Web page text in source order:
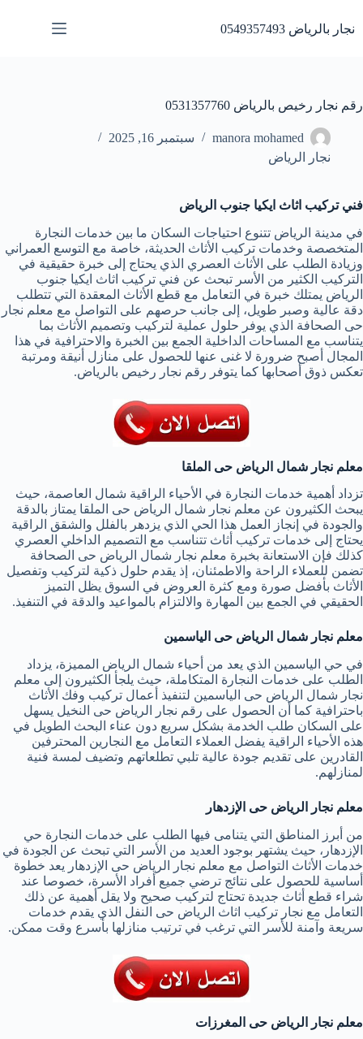
المحتوى
نجار بالرياض 0549357493
رقم نجار رخيص بالرياض 0531357760
manora mohamed
سبتمبر 16, 2025
نجار الرياض
فني تركيب اثاث ايكيا جنوب الرياض
في مدينة الرياض تتنوع احتياجات السكان ما بين خدمات النجارة
المتخصصة وخدمات تركيب الأثاث الحديثة، خاصة مع التوسع العمراني
وزيادة الطلب على الأثاث العصري الذي يحتاج إلى خبرة حقيقية في
التركيب الكثير من الأسر تبحث عن فني تركيب اثاث ايكيا جنوب
الرياض يمتلك خبرة في التعامل مع قطع الأثاث المعقدة التي تتطلب
دقة عالية وصبر طويل، إلى جانب حرصهم على التواصل مع معلم نجار
حى الصحافة الذي يوفر حلول عملية لتركيب وتصميم الأثاث بما
يتناسب مع المساحات الداخلية الجمع بين الخبرة والاحترافية في هذا
المجال أصبح ضرورة لا غنى عنها للحصول على منازل أنيقة ومرتبة
تعكس ذوق أصحابها كما يتوفر رقم نجار رخيص بالرياض.
معلم نجار شمال الرياض حى الملقا
تزداد أهمية خدمات النجارة في الأحياء الراقية شمال العاصمة، حيث
يبحث الكثيرون عن معلم نجار شمال الرياض حى الملقا يمتاز بالدقة
والجودة في إنجاز العمل هذا الحي الذي يزدهر بالفلل والشقق الراقية
يحتاج إلى خدمات تركيب أثاث تتناسب مع التصميم الداخلي العصري
كذلك فإن الاستعانة بخبرة معلم نجار شمال الرياض حى الصحافة
تضمن للعملاء الراحة والاطمئنان، إذ يقدم حلول ذكية لتركيب وتفصيل
الأثاث بأفضل صورة ومع كثرة العروض في السوق يظل التميز
الحقيقي في الجمع بين المهارة والالتزام بالمواعيد والدقة في التنفيذ.
معلم نجار شمال الرياض حى الياسمين
في حي الياسمين الذي يعد من أحياء شمال الرياض المميزة، يزداد
الطلب على خدمات النجارة المتكاملة، حيث يلجأ الكثيرون إلى معلم
نجار شمال الرياض حى الياسمين لتنفيذ أعمال تركيب وفك الأثاث
باحترافية كما أن الحصول على رقم نجار الرياض حى النخيل يسهل
على السكان طلب الخدمة بشكل سريع دون عناء البحث الطويل في
هذه الأحياء الراقية يفضل العملاء التعامل مع النجارين المحترفين
القادرين على تقديم جودة عالية تلبي تطلعاتهم وتضيف لمسة فنية
لمنازلهم.
معلم نجار الرياض حى الإزدهار
من أبرز المناطق التي يتنامى فيها الطلب على خدمات النجارة حي
الإزدهار، حيث يشتهر بوجود العديد من الأسر التي تبحث عن الجودة في
خدمات الأثاث التواصل مع معلم نجار الرياض حى الإزدهار يعد خطوة
أساسية للحصول على نتائج ترضي جميع أفراد الأسرة، خصوصا عند
شراء قطع أثاث جديدة تحتاج لتركيب صحيح ولا يقل أهمية عن ذلك
التعامل مع نجار تركيب اثاث الرياض حى النفل الذي يقدم خدمات
سريعة وآمنة للأسر التي ترغب في ترتيب منازلها بأسرع وقت ممكن.
معلم نجار الرياض حى المغرزات